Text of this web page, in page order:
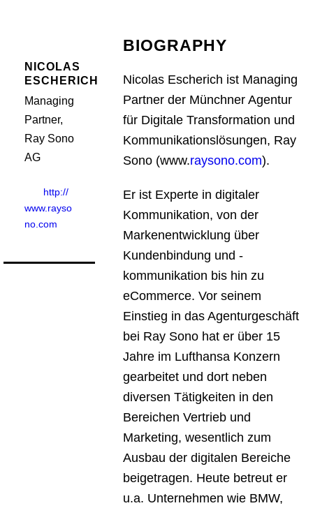
NICOLAS
ESCHERICH
Managing
Partner,
Ray Sono
AG
http://
www.rayso
no.com
BIOGRAPHY
Nicolas Escherich ist Managing
Partner der Münchner Agentur
für Digitale Transformation und
Kommunikationslösungen, Ray
Sono (www.raysono.com).
Er ist Experte in digitaler
Kommunikation, von der
Markenentwicklung über
Kundenbindung und -
kommunikation bis hin zu
eCommerce. Vor seinem
Einstieg in das Agenturgeschäft
bei Ray Sono hat er über 15
Jahre im Lufthansa Konzern
gearbeitet und dort neben
diversen Tätigkeiten in den
Bereichen Vertrieb und
Marketing, wesentlich zum
Ausbau der digitalen Bereiche
beigetragen. Heute betreut er
u.a. Unternehmen wie BMW,